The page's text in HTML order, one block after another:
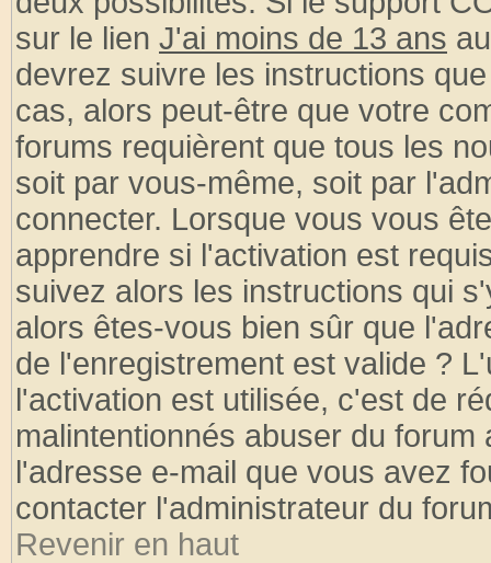
sur le lien J'ai moins de 13 ans
devrez suivre les instructions
cas, alors peut-être que votre
forums requièrent que tous les
soit par vous-même, soit par
connecter. Lorsque vous vous
apprendre si l'activation est
suivez alors les instructions qui
alors êtes-vous bien sûr que
de l'enregistrement est valide ?
l'activation est utilisée, c'est de
malintentionnés abuser du
l'adresse e-mail que vous avez
contacter l'administrateur du
Revenir en haut